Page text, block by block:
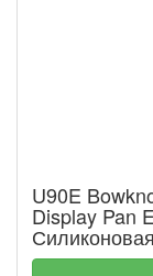
U90E
Display Pan